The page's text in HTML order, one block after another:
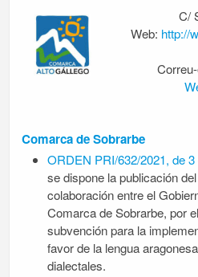
C/
Web: http://
Comarca de Sobrarbe
ORDEN PRI/632/2021, de
se dispone la publicación
colaboración entre el
Comarca de Sobrarbe, por
subvención para la
favor de la lengua
dialectales.